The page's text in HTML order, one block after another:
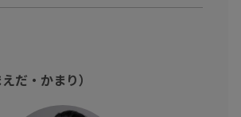
プレゼンテーションクリエイターの、
のポイントやあがり症を克服する方法 』を
、苦手意識のある方に、必見の動画になっ
だ・かまり）